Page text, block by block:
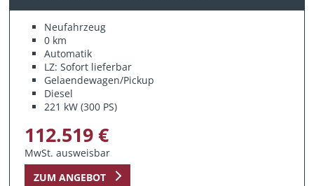
Neufahrzeug
0 km
Automatik
LZ: Sofort lieferbar
Gelaendewagen/Pickup
Diesel
221 kW (300 PS)
112.519 €
MwSt. ausweisbar
ZUM ANGEBOT